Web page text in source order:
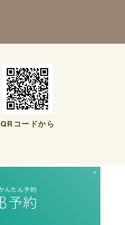
QRコードから